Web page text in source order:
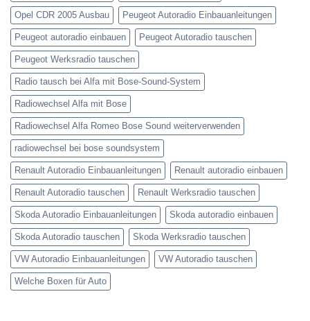
Opel CDR 2005 Ausbau Peugeot Autoradio Einbauanleitungen
Peugeot autoradio einbauen Peugeot Autoradio tauschen
Peugeot Werksradio tauschen
Radio tausch bei Alfa mit Bose-Sound-System
Radiowechsel Alfa mit Bose
Radiowechsel Alfa Romeo Bose Sound weiterverwenden
radiowechsel bei bose soundsystem‎
Renault Autoradio Einbauanleitungen Renault autoradio einbauen
Renault Autoradio tauschen Renault Werksradio tauschen
Skoda Autoradio Einbauanleitungen Skoda autoradio einbauen
Skoda Autoradio tauschen Skoda Werksradio tauschen
VW Autoradio Einbauanleitungen VW Autoradio tauschen
Welche Boxen für Auto